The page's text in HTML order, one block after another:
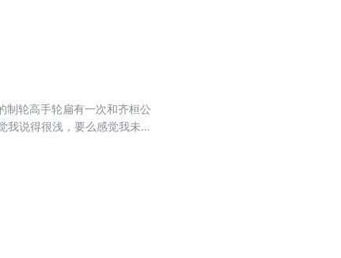
用贪官殷正茂平定西南叛
使政令“虽万里外，朝下而夕
财政危机。只要有助于实现
弄权小人，一方面又成为百
制轮高手轮扁有一次和齐桓公
我说得很浅，要么感觉我未说